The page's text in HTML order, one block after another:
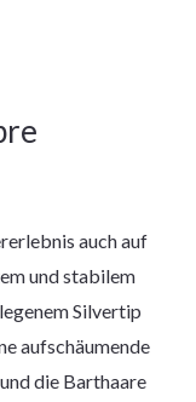
auch auf
und stabilem
Silvertip
aufschäumende
die Barthaare